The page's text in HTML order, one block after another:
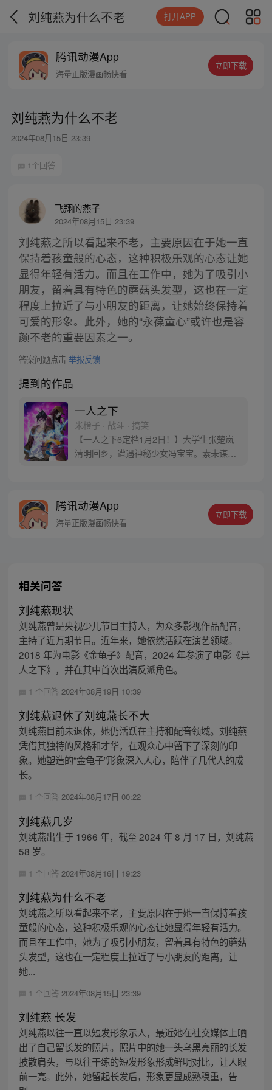
刘纯燕为什么不老 打开APP
腾讯动漫App
海量正版漫画畅快看
立即下载
刘纯燕为什么不老
2024年08月15日 23:39
1个回答
飞翔的燕子
2024年08月15日 23:39
刘纯燕之所以看起来不老，主要原因在于她一直
保持着孩童般的心态，这种积极乐观的心态让她
显得年轻有活力。而且在工作中，她为了吸引小
朋友，留着具有特色的蘑菇头发型，这也在一定
程度上拉近了与小朋友的距离，让她始终保持着
可爱的形象。此外，她的“永葆童心”或许也是容
颜不老的重要因素之一。
答案问题点击 举报反馈
提到的作品
一人之下
米橙子 · 战斗 · 搞笑
【一人之下6定档1月2日！】大学生张楚岚
清明回乡，遭遇神秘少女冯宝宝。素未谋面
密，张楚岚的生活被彻底颠覆，与冯宝宝一
同踏上“异人”之旅。
腾讯动漫App
海量正版漫画畅快看
立即下载
相关问答
刘纯燕现状
刘纯燕曾是央视少儿节目主持人，为众多影视作品配音，
主持了近万期节目。近年来，她依然活跃在演艺领域。
2018 年为电影《金龟子》配音，2024 年参演了电影《异
人之下》，并在其中首次出演反派角色。
1 个回答 2024年08月19日 10:39
刘纯燕退休了刘纯燕长不大
刘纯燕目前未退休，她仍活跃在主持和配音领域。刘纯燕
凭借其独特的风格和才华，在观众心中留下了深刻的印
象。她塑造的“金龟子”形象深入人心，陪伴了几代人的成
长。
1 个回答 2024年08月17日 00:22
刘纯燕几岁
刘纯燕出生于 1966 年，截至 2024 年 8 月 17 日，刘纯燕
58 岁。
1 个回答 2024年08月16日 19:23
刘纯燕为什么不老
刘纯燕之所以看起来不老，主要原因在于她一直保持着孩
童般的心态，这种积极乐观的心态让她显得年轻有活力。
而且在工作中，她为了吸引小朋友，留着具有特色的蘑菇
头发型，这也在一定程度上拉近了与小朋友的距离，让
她...
1 个回答 2024年08月15日 23:39
刘纯燕 长发
刘纯燕以往一直以短发形象示人，最近她在社交媒体上晒
出了自己留长发的照片。照片中的她一头乌黑亮丽的长发
披散肩头，与以往干练的短发形象形成鲜明对比，让人眼
前一亮。此外，她留起长发后，形象更显成熟稳重，告